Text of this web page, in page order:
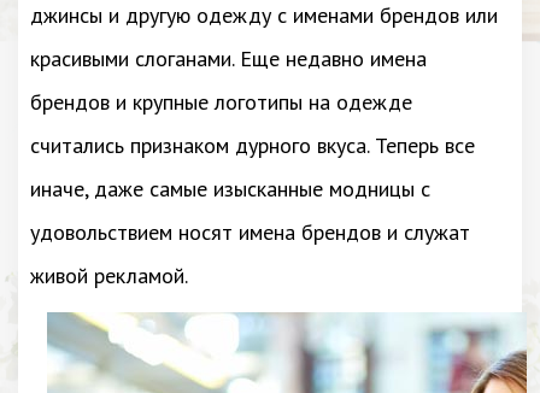
джинсы и другую одежду с именами брендов или
красивыми слоганами. Еще недавно имена
брендов и крупные логотипы на одежде
считались признаком дурного вкуса. Теперь все
иначе, даже самые изысканные модницы с
удовольствием носят имена брендов и служат
живой рекламой.